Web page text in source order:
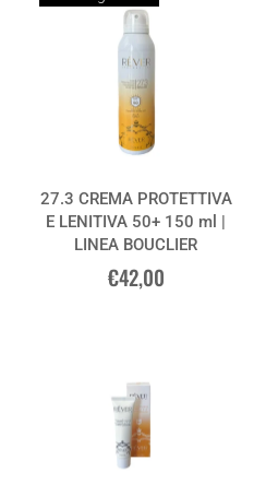
27.3 CREMA PROTETTIVA
E LENITIVA 50+ 150 ml |
LINEA BOUCLIER
€42,00